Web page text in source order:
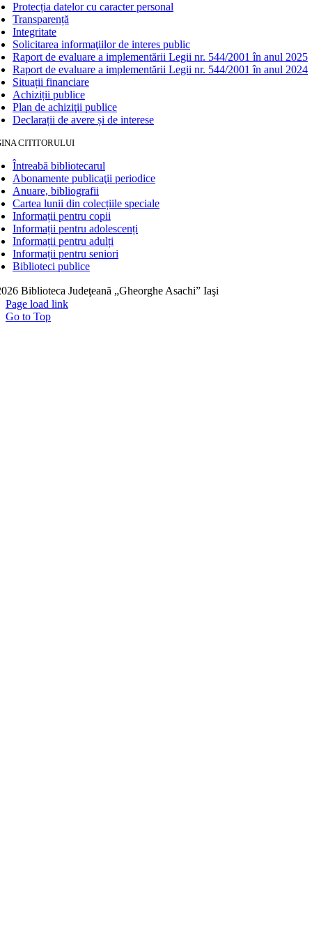
Protecția datelor cu caracter personal
Transparență
Integritate
Solicitarea informaţiilor de interes public
Raport de evaluare a implementării Legii nr. 544/2001 în anul 2025
Raport de evaluare a implementării Legii nr. 544/2001 în anul 2024
Situații financiare
Achiziții publice
Plan de achiziţii publice
Declarații de avere și de interese
CITITORULUI
Întreabă bibliotecarul
Abonamente publicaţii periodice
Anuare, bibliografii
Cartea lunii din colecțiile speciale
Informații pentru copii
Informații pentru adolescenți
Informații pentru adulți
Informații pentru seniori
Biblioteci publice
Biblioteca Judeţeană „Gheorghe Asachi” Iaşi
Page load link
Go to Top